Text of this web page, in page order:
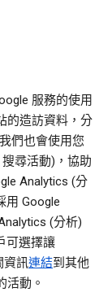
服務的使用
的造訪資料，分
們也會使用您
尋活動)，協助
Analytics (分
用 Google
(分析)
可選擇讓
資訊連結到其他
活動。